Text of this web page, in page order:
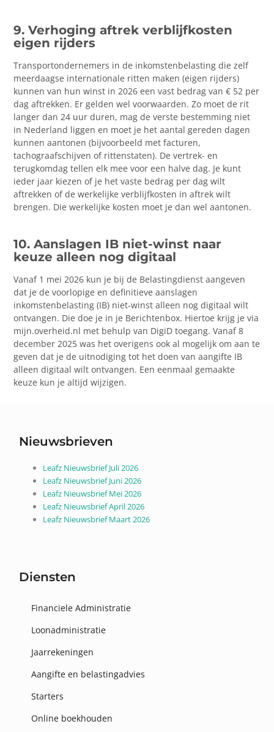
9. Verhoging aftrek verblijfkosten
eigen rijders
Transportondernemers in de inkomstenbelasting die zelf
meerdaagse internationale ritten maken (eigen rijders)
kunnen van hun winst in 2026 een vast bedrag van € 52 per
dag aftrekken. Er gelden wel voorwaarden. Zo moet de rit
langer dan 24 uur duren, mag de verste bestemming niet
in Nederland liggen en moet je het aantal gereden dagen
kunnen aantonen (bijvoorbeeld met facturen,
tachograafschijven of rittenstaten). De vertrek- en
terugkomdag tellen elk mee voor een halve dag. Je kunt
ieder jaar kiezen of je het vaste bedrag per dag wilt
aftrekken of de werkelijke verblijfkosten in aftrek wilt
brengen. Die werkelijke kosten moet je dan wel aantonen.
10. Aanslagen IB niet-winst naar
keuze alleen nog digitaal
Vanaf 1 mei 2026 kun je bij de Belastingdienst aangeven
dat je de voorlopige en definitieve aanslagen
inkomstenbelasting (IB) niet-winst alleen nog digitaal wilt
ontvangen. Die doe je in je Berichtenbox. Hiertoe krijg je via
mijn.overheid.nl met behulp van DigiD toegang. Vanaf 8
december 2025 was het overigens ook al mogelijk om aan te
geven dat je de uitnodiging tot het doen van aangifte IB
alleen digitaal wilt ontvangen. Een eenmaal gemaakte
keuze kun je altijd wijzigen.
Nieuwsbrieven
Leafz Nieuwsbrief Juli 2026
Leafz Nieuwsbrief Juni 2026
Leafz Nieuwsbrief Mei 2026
Leafz Nieuwsbrief April 2026
Leafz Nieuwsbrief Maart 2026
Diensten
Financiele Administratie
Loonadministratie
Jaarrekeningen
Aangifte en belastingadvies
Starters
Online boekhouden